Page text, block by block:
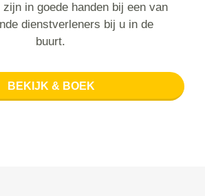
in goede handen bij een van
dienstverleners bij u in de
buurt.
BEKIJK & BOEK